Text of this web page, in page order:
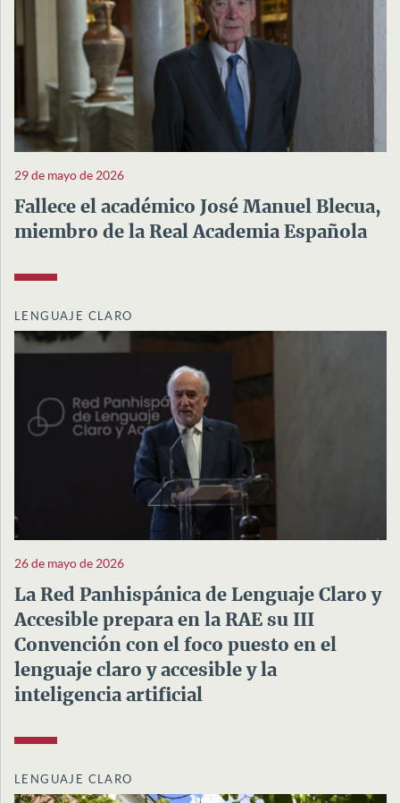
29 de mayo de 2026
Fallece el académico José Manuel Blecua,
miembro de la Real Academia Española
LENGUAJE CLARO
26 de mayo de 2026
La Red Panhispánica de Lenguaje Claro y
Accesible prepara en la RAE su III
Convención con el foco puesto en el
lenguaje claro y accesible y la
inteligencia artificial
LENGUAJE CLARO